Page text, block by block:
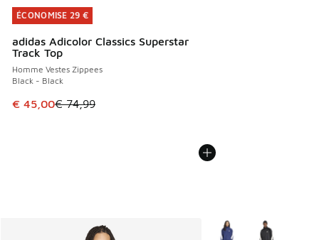
ÉCONOMISE 29 €
adidas Adicolor Classics Superstar
Track Top
Homme Vestes Zippees
Black - Black
Cet article est en promotion. Prix en baisse de € 74,99 à
€ 45,00€ 74,99
ÉCONOMISE 29 €
Plus de couleurs